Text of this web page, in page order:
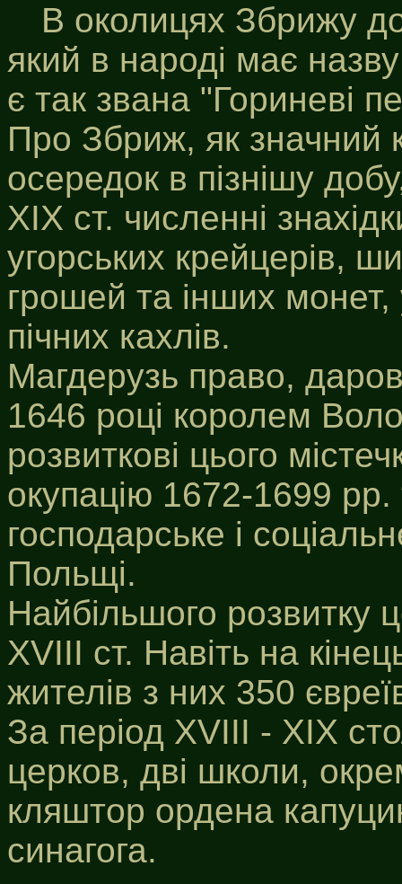
В околицях Збрижу
який в народі має
є так звана "Гориневі
Про Збриж, як значний
осередок в пізнішу
XIX ст. численні
угорських крейцерів,
грошей та інших монет,
пічних кахлів.
Магдерузь право,
1646 році королем
розвиткові цього
окупацію 1672-1699
господарське і
Польщі.
Найбільшого розвитку
XVIII ст. Навіть на
жителів з них 350
За період XVIII - XIX
церков, дві школи,
кляштор ордена
синагога.